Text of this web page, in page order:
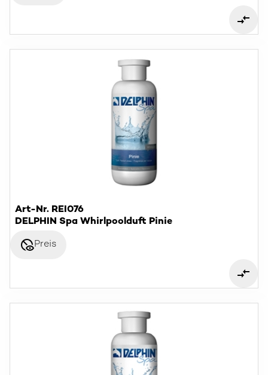
Art-Nr. REI076
DELPHIN Spa Whirlpoolduft Pinie
disabled_visiblePreis